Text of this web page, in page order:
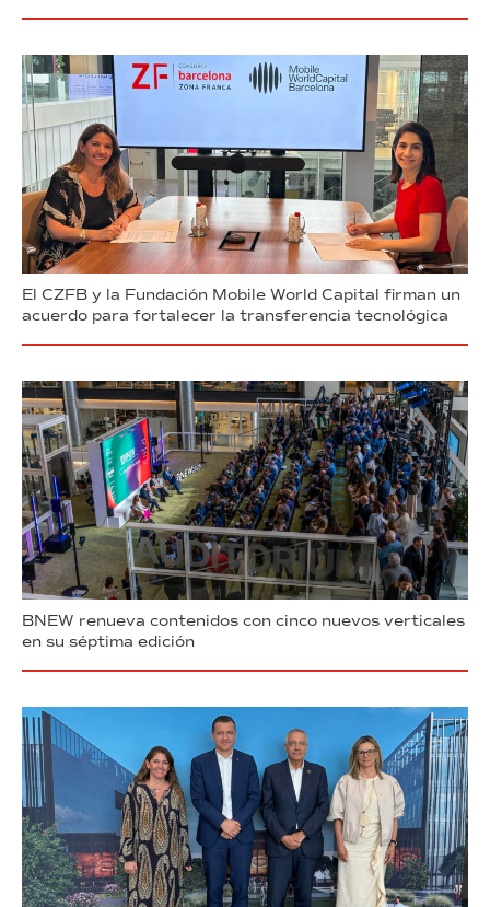
El CZFB y la Fundación Mobile World Capital firman un
acuerdo para fortalecer la transferencia tecnológica
BNEW renueva contenidos con cinco nuevos verticales
en su séptima edición